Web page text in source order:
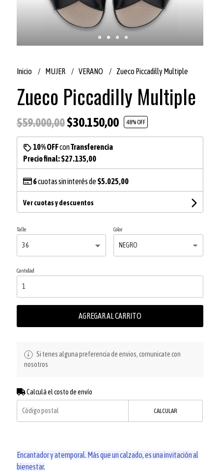
Inicio MUJER VERANO Zueco Piccadilly Multiple
Zueco Piccadilly Multiple
$59.000,00$30.150,00 48% OFF
10% OFFconTransferencia
Precio final:$27.135,00
6cuotas sin interés de $5.025,00
Ver cuotas y descuentos
Talle Color
Cantidad
AGREGAR AL CARRITO
Si tenes alguna preferencia de envios, comunicate con
nosotros
Calculá el costo de envío
CALCULAR
Encantador y atemporal. Más que un calzado, es una invitación al
bienestar.